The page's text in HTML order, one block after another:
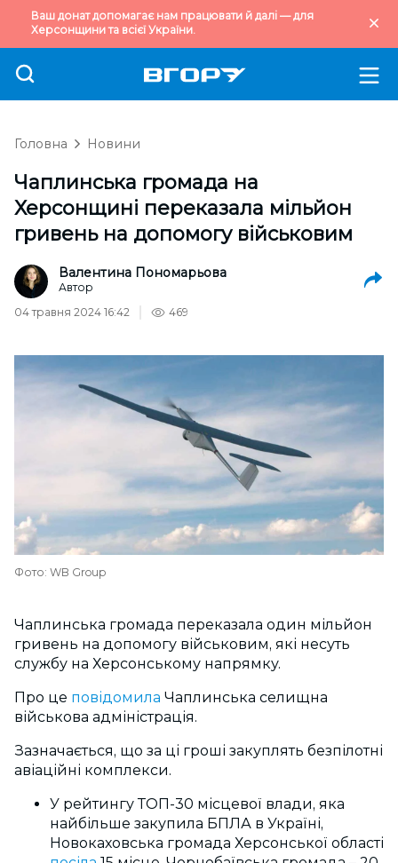
Ваш донат допомагає нам працювати й далі — для
Херсонщини та всієї України.
Головна Новини
Чаплинська громада на
Херсонщині переказала мільйон
гривень на допомогу військовим
Валентина Пономарьова
Автор
04 травня 2024 16:42
469
Фото: WB Group
Чаплинська громада переказала один мільйон
гривень на допомогу військовим, які несуть
службу на Херсонському напрямку.
Про це повідомила Чаплинська селищна
військова адміністрація.
Зазначається, що за ці гроші закуплять безпілотні
авіаційні комплекси.
У рейтингу ТОП-30 місцевої влади, яка
найбільше закупила БПЛА в Україні,
Новокаховська громада Херсонської області